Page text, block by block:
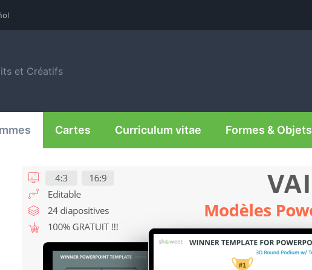
et Créatifs
Cartes Curriculum vitae Formes & Objets